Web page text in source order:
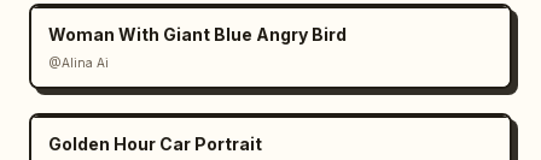
Woman With Giant Blue Angry Bird
@Alina Ai
Golden Hour Car Portrait